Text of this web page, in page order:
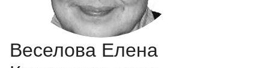
Веселова Елена